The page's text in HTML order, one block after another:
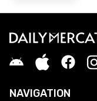
NAVIGATION